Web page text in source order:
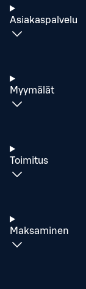
Asiakaspalvelu
Myymälät
Toimitus
Maksaminen